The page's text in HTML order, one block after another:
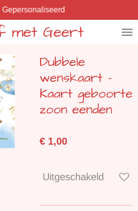
met Geert
Gepersonaliseerd
Dubbele
wenskaart -
Kaart geboorte
zoon eenden
€ 1,00
Uitgeschakeld